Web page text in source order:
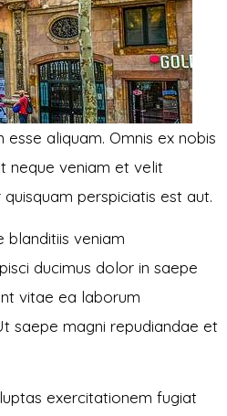
aliquam. Omnis ex nobis
neque veniam et velit
perspiciatis est aut.
blanditiis veniam
ducimus dolor in saepe
vitae ea laborum
saepe magni repudiandae et
exercitationem fugiat